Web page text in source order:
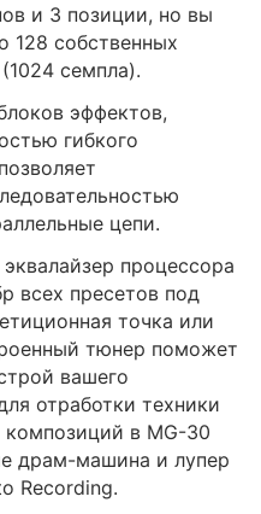
и 3 позиции, но вы
128 собственных
семпла).
эффектов,
гибкого
цепи.
процессора
всех пресетов под
точка или
тюнер поможет
вашего
отработки техники
в MG-30
драм-машина и лупер
Recording.